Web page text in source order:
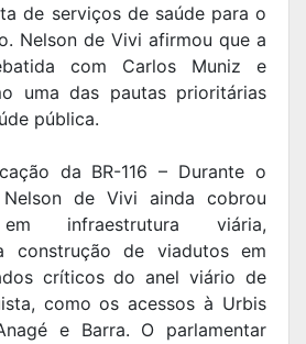
de serviços de saúde para o
Nelson de Vivi afirmou que a
com Carlos Muniz e
uma das pautas prioritárias
pública.
da BR-116 – Durante o
Nelson de Vivi ainda cobrou
em infraestrutura viária,
construção de viadutos em
críticos do anel viário de
como os acessos à Urbis
e Barra. O parlamentar